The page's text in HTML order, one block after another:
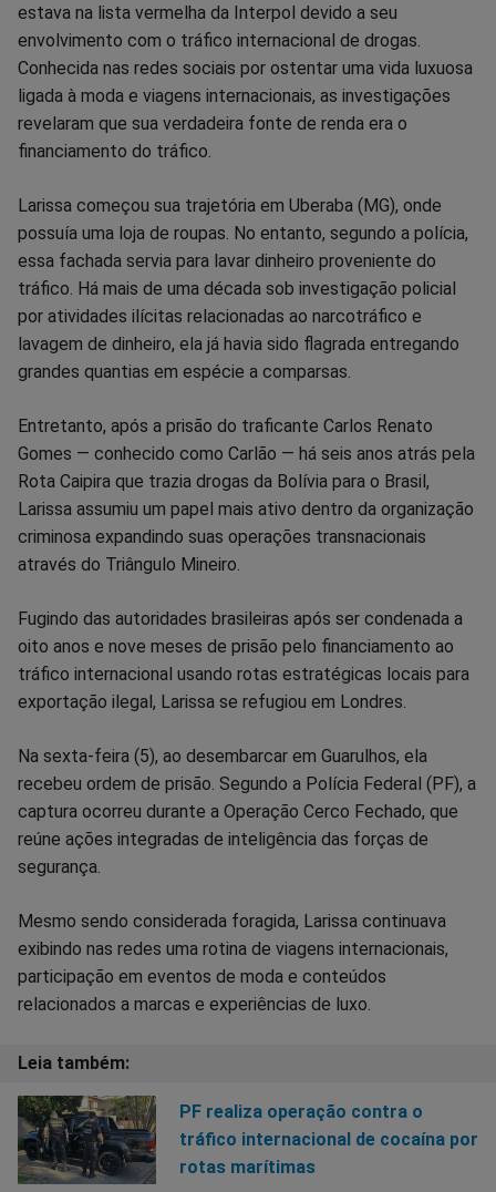
FacebookWhatsappTwitterMessengerTelegramGettr
estava na lista vermelha da Interpol devido a seu
envolvimento com o tráfico internacional de drogas.
Conhecida nas redes sociais por ostentar uma vida luxuosa
ligada à moda e viagens internacionais, as investigações
revelaram que sua verdadeira fonte de renda era o
financiamento do tráfico.
Larissa começou sua trajetória em Uberaba (MG), onde
possuía uma loja de roupas. No entanto, segundo a polícia,
essa fachada servia para lavar dinheiro proveniente do
tráfico. Há mais de uma década sob investigação policial
por atividades ilícitas relacionadas ao narcotráfico e
lavagem de dinheiro, ela já havia sido flagrada entregando
grandes quantias em espécie a comparsas.
Entretanto, após a prisão do traficante Carlos Renato
Gomes — conhecido como Carlão — há seis anos atrás pela
Rota Caipira que trazia drogas da Bolívia para o Brasil,
Larissa assumiu um papel mais ativo dentro da organização
criminosa expandindo suas operações transnacionais
através do Triângulo Mineiro.
Fugindo das autoridades brasileiras após ser condenada a
oito anos e nove meses de prisão pelo financiamento ao
tráfico internacional usando rotas estratégicas locais para
exportação ilegal, Larissa se refugiou em Londres.
Na sexta-feira (5), ao desembarcar em Guarulhos, ela
recebeu ordem de prisão. Segundo a Polícia Federal (PF), a
captura ocorreu durante a Operação Cerco Fechado, que
reúne ações integradas de inteligência das forças de
segurança.
Mesmo sendo considerada foragida, Larissa continuava
exibindo nas redes uma rotina de viagens internacionais,
participação em eventos de moda e conteúdos
relacionados a marcas e experiências de luxo.
PF realiza operação contra o
tráfico internacional de cocaína por
rotas marítimas